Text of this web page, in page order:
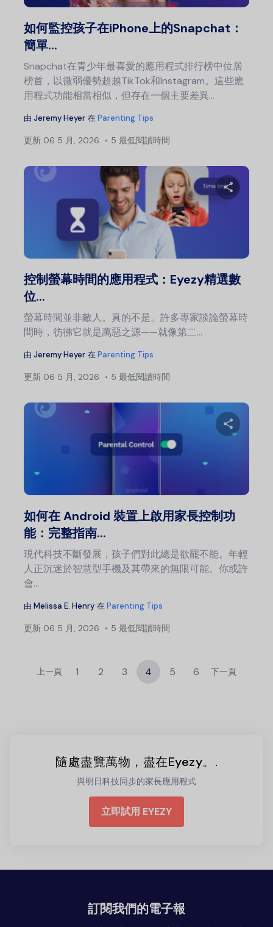
如何監控孩子在iPhone上的Snapchat：
簡單...
Snapchat在青少年最喜愛的應用程式排行榜中位居
榜首，以微弱優勢超越TikTok和Instagram。這些應
用程式功能相當相似，但存在一個主要差異...
由 Jeremy Heyer 在Parenting Tips
更新 06 5 月, 2026 5 最低閱讀時間
控制螢幕時間的應用程式：Eyezy精選數
位...
螢幕時間並非敵人。真的不是。許多專家談論螢幕時
間時，彷彿它就是萬惡之源——就像第二...
由 Jeremy Heyer 在Parenting Tips
更新 06 5 月, 2026 5 最低閱讀時間
如何在 Android 裝置上啟用家長控制功
能：完整指南...
現代科技不斷發展，孩子們對此總是欲罷不能。年輕
人正沉迷於智慧型手機及其帶來的無限可能。你或許
會...
由 Melissa E. Henry 在Parenting Tips
更新 06 5 月, 2026 5 最低閱讀時間
文
上一頁 1 2 3 4 5 6 下一頁
隨處盡覽萬物，盡在Eyezy。.
與明日科技同步的家長應用程式
立即試用 EYEZY
訂閱我們的電子報